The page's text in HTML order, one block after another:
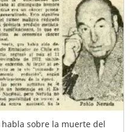
sobre la muerte del